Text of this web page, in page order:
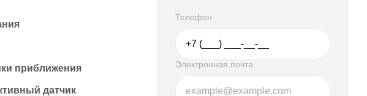
приближения
датчик
Телефон
Электронная почта